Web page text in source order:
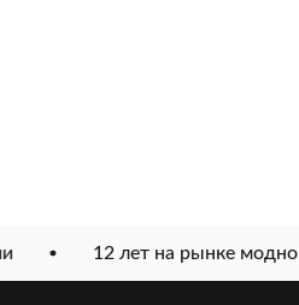
12 лет на рынке модной